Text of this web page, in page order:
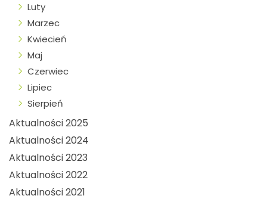
Luty
Marzec
Kwiecień
Maj
Czerwiec
Lipiec
Sierpień
Aktualności 2025
Aktualności 2024
Aktualności 2023
Aktualności 2022
Aktualności 2021